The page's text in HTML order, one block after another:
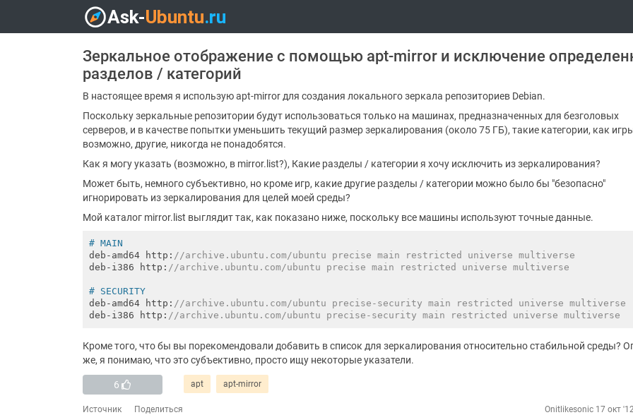
Зеркальное отображение с помощью apt-mirror и исключение
разделов / категорий
В настоящее время я использую apt-mirror для создания локального зеркала репозиториев Debian.
Поскольку зеркальные репозитории будут использоваться только на машинах, предназначенных для безголовых
серверов, и в качестве попытки уменьшить текущий размер зеркалирования (около 75 ГБ), такие категории, как
возможно, другие, никогда не понадобятся.
Как я могу указать (возможно, в mirror.list?), Какие разделы / категории я хочу исключить из зеркалирования?
Может быть, немного субъективно, но кроме игр, какие другие разделы / категории можно было бы "безопасно"
игнорировать из зеркалирования для целей моей среды?
Мой каталог mirror.list выглядит так, как показано ниже, поскольку все машины используют точные данные.
# MAIN
deb-amd64 http: //archive.ubuntu.com/ubuntu precise main restricted universe multiverse
deb-i386 http: //archive.ubuntu.com/ubuntu precise main restricted universe multiverse
# SECURITY
deb-amd64 http: //archive.ubuntu.com/ubuntu precise-security main restricted universe multiverse
deb-i386 http: //archive.ubuntu.com/ubuntu precise-security main restricted universe multiverse
Кроме того, что бы вы порекомендовали добавить в список для зеркалирования относительно стабильной среды?
же, я понимаю, что это субъективно, просто ищу некоторые указатели.
6 apt apt-mirror
Источник Поделиться Onitlikesonic 17 окт